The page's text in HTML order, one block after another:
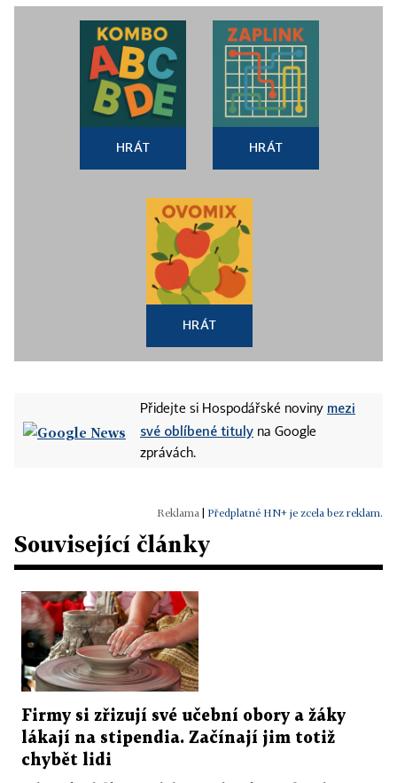
HRÁT HRÁT
HRÁT
Přidejte si Hospodářské noviny mezi
své oblíbené tituly na Google
zprávách.
Předplatné HN+ je zcela bez reklam.
Související články
Firmy si zřizují své učební obory a žáky
lákají na stipendia. Začínají jim totiž
chybět lidi